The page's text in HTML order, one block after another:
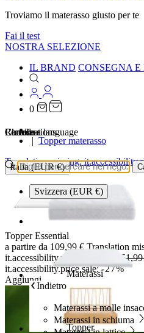
Troviamo il materasso giusto per te
Fai il test
NOSTRA SELEZIONE
IL BRAND CONSEGNA E
0
Indietro
Materassi
Materassi a molle
Materassi in schiuma
Topper
Localizations
Italia (EUR €)
Svizzera (EUR €)
Choose a language
Ricerca
Carrello
…
Topper materasso
Translation missing:
Topper Essential
a partire da 109,99 € Translation
it.accessibility.price.original:
it.accessibility.price.sale:-27%
Aggiungi